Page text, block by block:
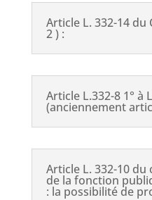
Article L. 332-14 du
2 ) :
Article L.332-8 1° à
(anciennement
Article L. 332-10 du
de la fonction
: la possibilité de